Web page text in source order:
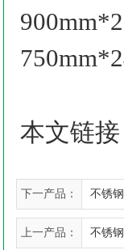
本文链
下一产品： 不锈
上一产品： 不锈